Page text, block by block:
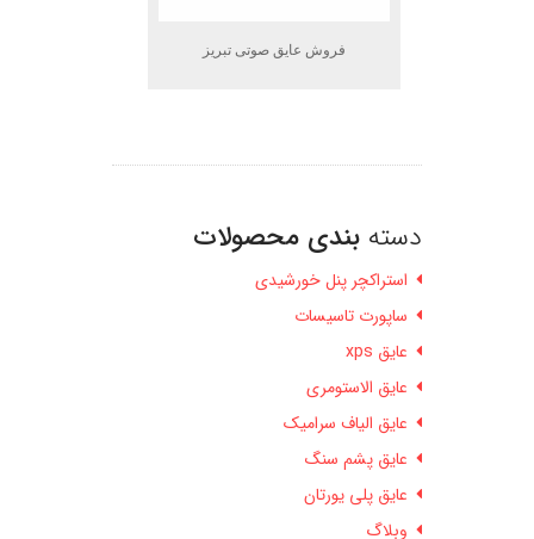
فروش عایق صوتی تبریز
دسته بندی محصولات
استراکچر پنل خورشیدی
ساپورت تاسیسات
عایق xps
عایق الاستومری
عایق الیاف سرامیک
عایق پشم سنگ
عایق پلی یورتان
وبلاگ